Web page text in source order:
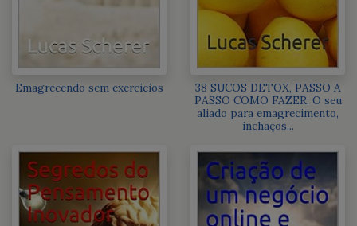
Emagrecendo sem exercicios
38 SUCOS DETOX, PASSO A
PASSO COMO FAZER: O seu
aliado para emagrecimento,
inchaços...